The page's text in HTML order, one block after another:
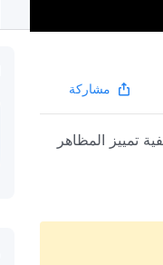
مشاركة
تمييز المظاهر